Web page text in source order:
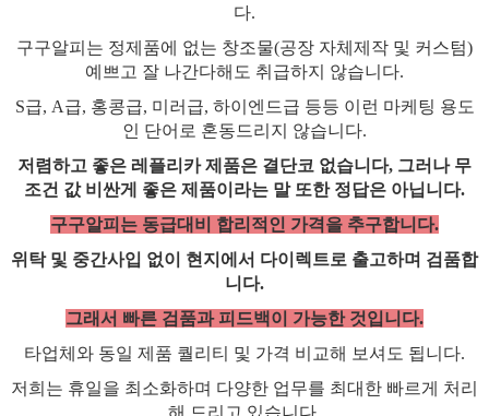
다.
구구알피는 정제품에 없는 창조물(공장 자체제작 및 커스텀)
예쁘고 잘 나간다해도 취급하지 않습니다.
S급, A급, 홍콩급, 미러급, 하이엔드급 등등 이런 마케팅 용도
인 단어로 혼동드리지 않습니다.
저렴하고 좋은 레플리카제품은 결단코 없습니다, 그러나 무
조건 값 비싼게 좋은 제품이라는 말 또한 정답은 아닙니다.
구구알피는 동급대비 합리적인 가격을 추구합니다.
위탁 및 중간사입 없이 현지에서 다이렉트로 출고하며 검품합
니다.
그래서 빠른 검품과 피드백이 가능한 것입니다.
타업체와 동일 제품 퀄리티 및 가격 비교해 보셔도 됩니다.
저희는 휴일을 최소화하며 다양한 업무를 최대한 빠르게 처리
해 드리고 있습니다.